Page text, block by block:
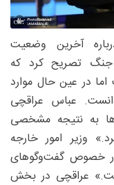
آخرین وضعیت
جنگ تصریح کرد که
در عین حال موارد
عباس عراقچی
به نتیجه مشخصی
وزیر امور خارجه
خصوص گفت‌وگوهای
عراقچی در بخش